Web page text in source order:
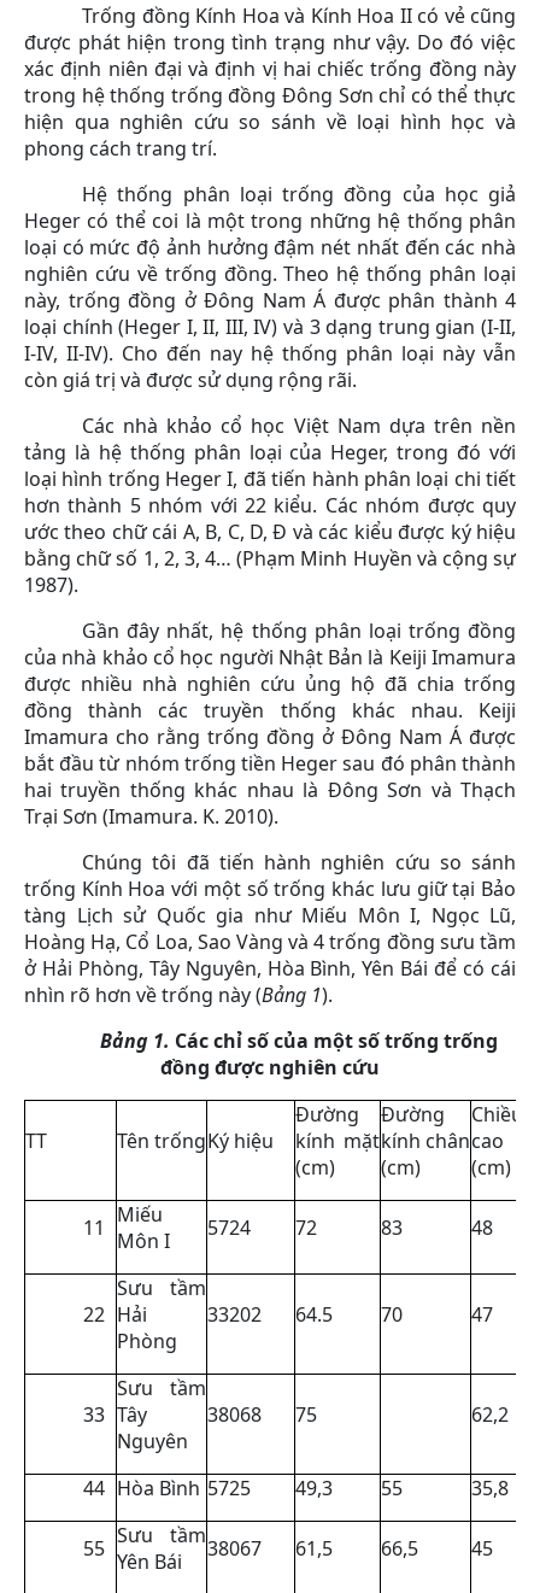
Trống đồng Kính Hoa và Kính Hoa II có vẻ cũng
được phát hiện trong tình trạng như vậy. Do đó việc
xác định niên đại và định vị hai chiếc trống đồng này
trong hệ thống trống đồng Đông Sơn chỉ có thể thực
hiện qua nghiên cứu so sánh về loại hình học và
phong cách trang trí.
Hệ thống phân loại trống đồng của học giả
Heger có thể coi là một trong những hệ thống phân
loại có mức độ ảnh hưởng đậm nét nhất đến các nhà
nghiên cứu về trống đồng. Theo hệ thống phân loại
này, trống đồng ở Đông Nam Á được phân thành 4
loại chính (Heger I, II, III, IV) và 3 dạng trung gian (I-II,
I-IV, II-IV). Cho đến nay hệ thống phân loại này vẫn
còn giá trị và được sử dụng rộng rãi.
Các nhà khảo cổ học Việt Nam dựa trên nền
tảng là hệ thống phân loại của Heger, trong đó với
loại hình trống Heger I, đã tiến hành phân loại chi tiết
hơn thành 5 nhóm với 22 kiểu. Các nhóm được quy
ước theo chữ cái A, B, C, D, Đ và các kiểu được ký hiệu
bằng chữ số 1, 2, 3, 4… (Phạm Minh Huyền và cộng sự
1987).
Gần đây nhất, hệ thống phân loại trống đồng
của nhà khảo cổ học người Nhật Bản là Keiji Imamura
được nhiều nhà nghiên cứu ủng hộ đã chia trống
đồng thành các truyền thống khác nhau. Keiji
Imamura cho rằng trống đồng ở Đông Nam Á được
bắt đầu từ nhóm trống tiền Heger sau đó phân thành
hai truyền thống khác nhau là Đông Sơn và Thạch
Trại Sơn (Imamura. K. 2010).
Chúng tôi đã tiến hành nghiên cứu so sánh
trống Kính Hoa với một số trống khác lưu giữ tại Bảo
tàng Lịch sử Quốc gia như Miếu Môn I, Ngọc Lũ,
Hoàng Hạ, Cổ Loa, Sao Vàng và 4 trống đồng sưu tầm
ở Hải Phòng, Tây Nguyên, Hòa Bình, Yên Bái để có cái
nhìn rõ hơn về trống này (Bảng 1).
Bảng 1. Các chỉ số của một số trống trống
đồng được nghiên cứu
TT Tên trốngKý hiệu
Đường
kính mặt
(cm)
Đường
kính chân
(cm)
Chiều
cao
(cm)
11
Miếu
Môn I
5724 72 83 48
22
Sưu tầm
Hải
Phòng
33202 64.5 70 47
33
Sưu tầm
Tây
Nguyên
38068 75 62,2
44 Hòa Bình 5725 49,3 55 35,8
55 Sưu tầm
Yên Bái
38067 61,5 66,5 45